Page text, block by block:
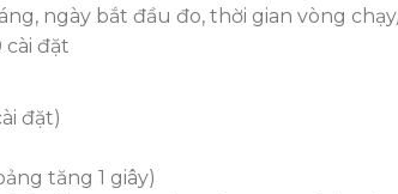
ngày bắt đầu đo, thời gian vòng
cài đặt
đặt)
tăng 1 giây)